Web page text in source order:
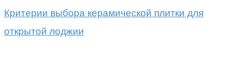
Критерии выбора керамической плитки для
открытой лоджии